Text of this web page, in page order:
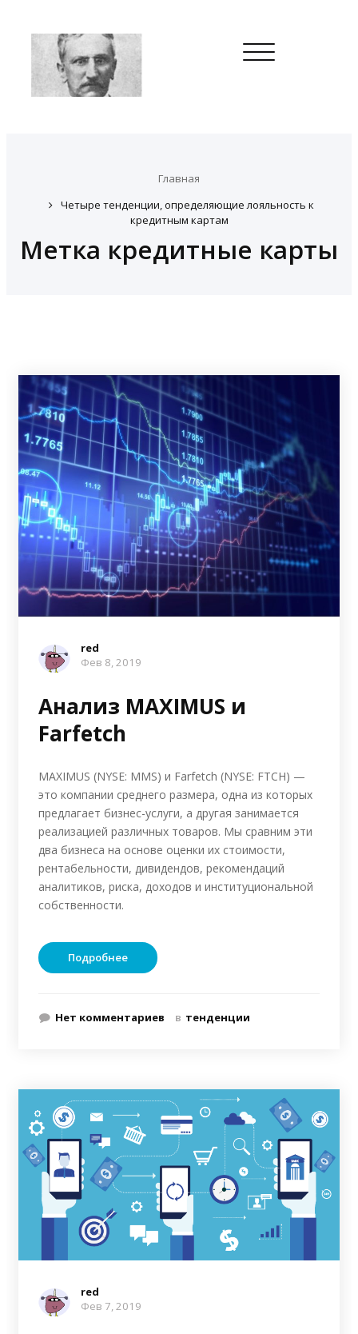
Toggle
navigation
Главная
Четыре тенденции, определяющие лояльность к
кредитным картам
Метка кредитные карты
red
Фев 8, 2019
Анализ MAXIMUS и
Farfetch
MAXIMUS (NYSE: MMS) и Farfetch (NYSE: FTCH) —
это компании среднего размера, одна из которых
предлагает бизнес-услуги, а другая занимается
реализацией различных товаров. Мы сравним эти
два бизнеса на основе оценки их стоимости,
рентабельности, дивидендов, рекомендаций
аналитиков, риска, доходов и институциональной
собственности.
Подробнее
Нет комментариев в тенденции
red
Фев 7, 2019